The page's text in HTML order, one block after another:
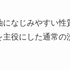
なじみやすい
役にした通常の